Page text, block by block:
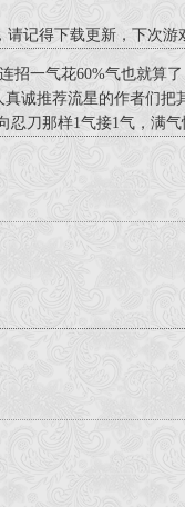
请记得下载更新，下次
招一气花60%气也就算
诚推荐流星的作者们
忍刀那样1气接1气，满